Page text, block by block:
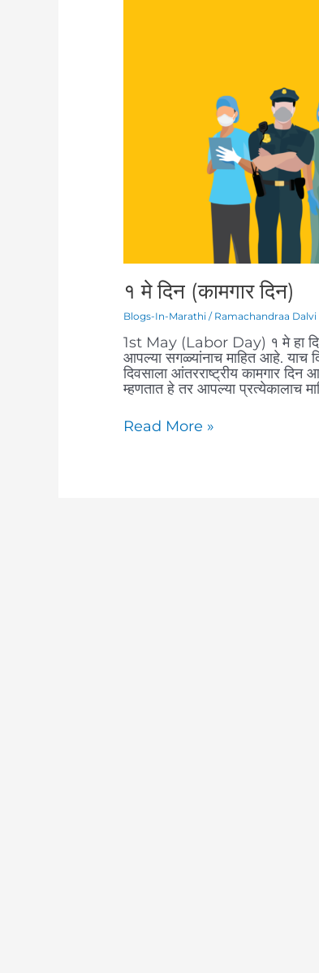
१ मे दिन (कामगार दिन)
Blogs-In-Marathi / Ramachandraa Dalvi
1st May (Labor Day) १ मे हा
आपल्या सगळ्यांनाच माहित आहे. याच
दिवसाला आंतरराष्ट्रीय कामगार दिन
म्हणतात हे तर आपल्या प्रत्येकालाच
Read More »